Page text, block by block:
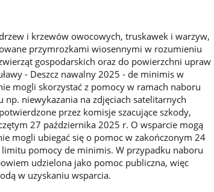
i krzewów owocowych, truskawek i warzyw,
przymrozkami wiosennymi w rozumieniu
gospodarskich oraz do powierzchni upraw
- Deszcz nawalny 2025 - de minimis w
mogli skorzystać z pomocy w ramach naboru
niewykazania na zdjęciach satelitarnych
przez komisje szacujące szkody,
27 października 2025 r. O wsparcie mogą
mogli ubiegać się o pomoc w zakończonym 24
pomocy de minimis. W przypadku naboru
udzielona jako pomoc publiczna, więc
w uzyskaniu wsparcia.